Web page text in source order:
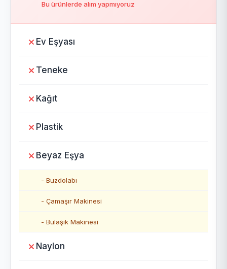
Bu ürünlerde alım yapmıyoruz
Ev Eşyası
Teneke
Kağıt
Plastik
Beyaz Eşya
- Buzdolabı
- Çamaşır Makinesi
- Bulaşık Makinesi
Naylon